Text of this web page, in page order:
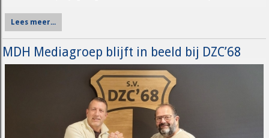
Lees meer...
MDH Mediagroep blijft in beeld bij DZC’68